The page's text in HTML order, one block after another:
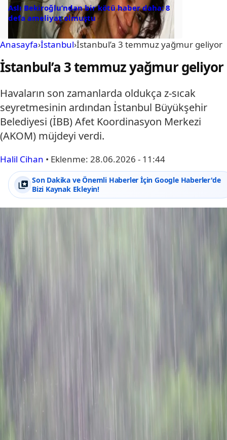
Aslı Bekiroğlu’ndan bir kötü haber daha: 8
defa ameliyat olmuştu
Anasayfa›İstanbul›İstanbul’a 3 temmuz yağmur geliyor
İstanbul’a 3 temmuz yağmur geliyor
Havaların son zamanlarda oldukça z-sıcak
seyretmesinin ardından İstanbul Büyükşehir
Belediyesi (İBB) Afet Koordinasyon Merkezi
(AKOM) müjdeyi verdi.
Halil Cihan • Eklenme: 28.06.2026 - 11:44
Son Dakika ve Önemli Haberler İçin Google Haberler'de
Bizi Kaynak Ekleyin!